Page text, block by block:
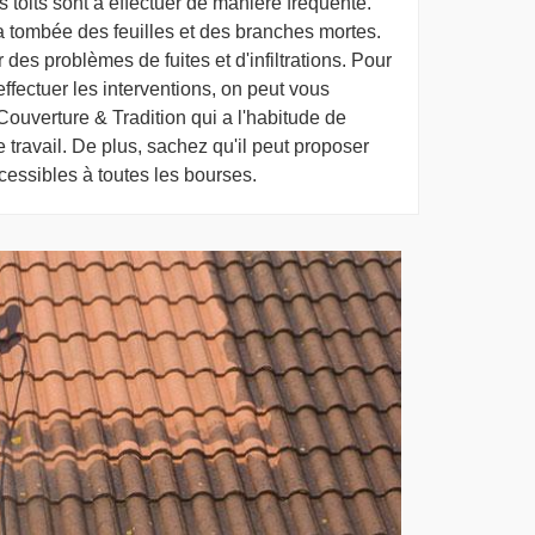
des feuilles et des branches mortes.
problèmes de fuites et d'infiltrations. Pour
les interventions, on peut vous
& Tradition qui a l'habitude de
travail. De plus, sachez qu'il peut proposer
à toutes les bourses.